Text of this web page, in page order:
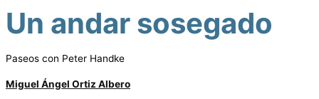
Un andar sosegado
Paseos con Peter Handke
Miguel Ángel Ortiz Albero